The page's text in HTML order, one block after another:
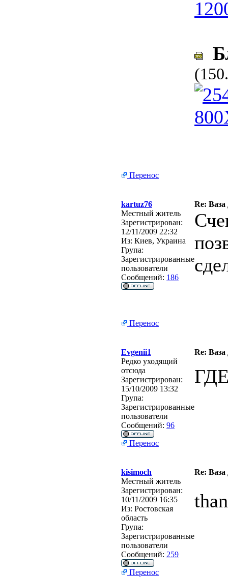
Перенос
kartuz76
Re:
Местный житель
Зарегистрирован:
12/11/2009 22:32
Из: Киев, Украина
Група:
Зарегистрированные
пользователи
Сообщений: 186
Перенос
Evgenii1
Re:
Редко уходящий
отсюда
Зарегистрирован:
15/10/2009 13:32
Група:
Зарегистрированные
пользователи
Сообщений: 96
Перенос
kisimoch
Re:
Местный житель
Зарегистрирован:
10/11/2009 16:35
Из: Ростовская
область
Група:
Зарегистрированные
пользователи
Сообщений: 259
Перенос